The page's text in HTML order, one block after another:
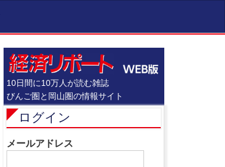
10日間に10万人が読む雑誌
びんご圏と岡山圏の情報サイト
ログイン
メールアドレス